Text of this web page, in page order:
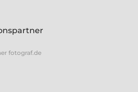
fotograf.de